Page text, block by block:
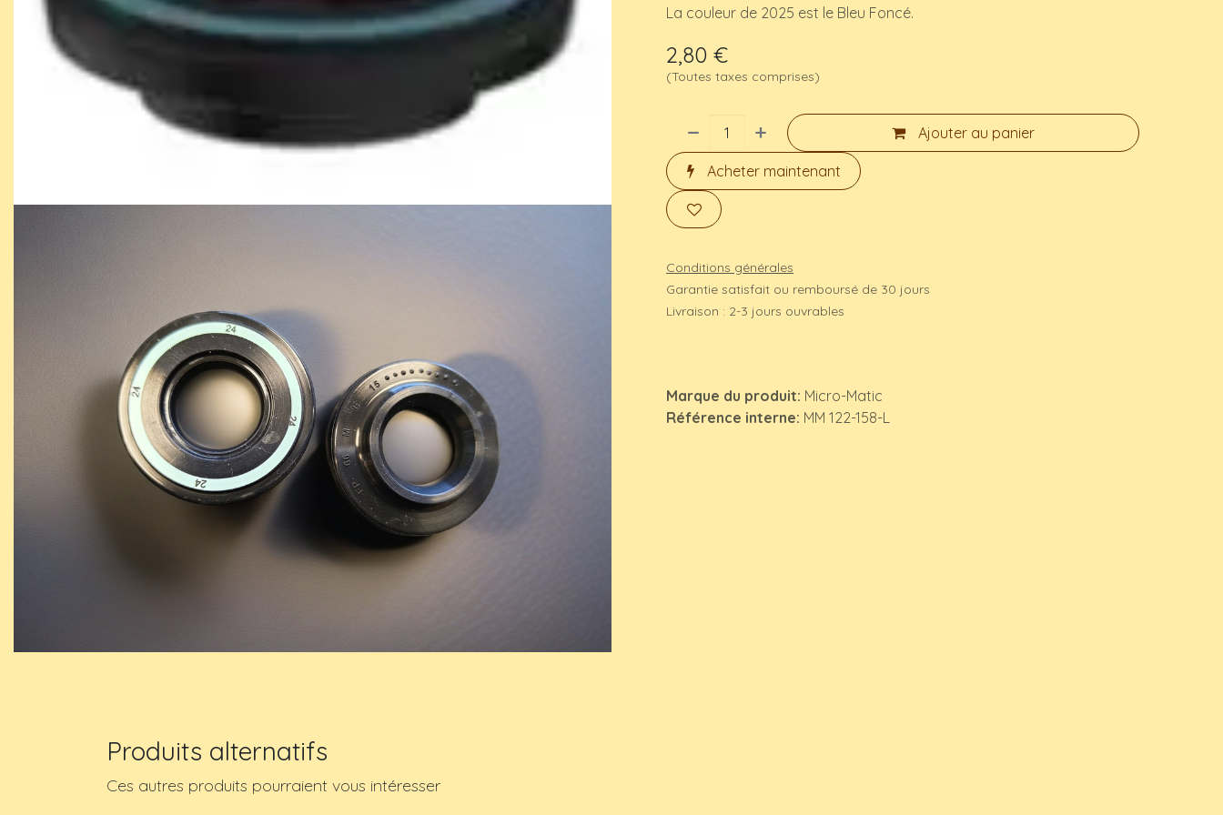
La couleur de 2025 est le Bleu Foncé.
2,80 €
(Toutes taxes comprises)
Ajouter au panier
Acheter maintenant
Conditions générales
Garantie satisfait ou remboursé de 30 jours
Livraison : 2-3 jours ouvrables
Marque du produit: Micro-Matic
Référence interne: MM 122-158-L
Produits alternatifs
Ces autres produits pourraient vous intéresser